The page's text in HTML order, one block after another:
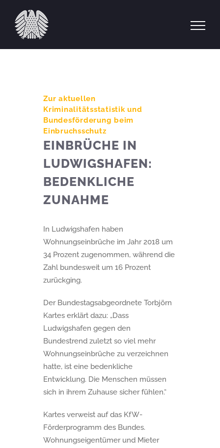
Inhalt
springen
Zur aktuellen
Kriminalitätsstatistik und
Bundesförderung beim
Einbruchsschutz
EINBRÜCHE IN
LUDWIGSHAFEN:
BEDENKLICHE
ZUNAHME
In Ludwigshafen haben
Wohnungseinbrüche im Jahr 2018 um
34 Prozent zugenommen, während die
Zahl bundesweit um 16 Prozent
zurückging.
Der Bundestagsabgeordnete Torbjörn
Kartes erklärt dazu: „Dass
Ludwigshafen gegen den
Bundestrend zuletzt so viel mehr
Wohnungseinbrüche zu verzeichnen
hatte, ist eine bedenkliche
Entwicklung. Die Menschen müssen
sich in ihrem Zuhause sicher fühlen.“
Kartes verweist auf das KfW-
Förderprogramm des Bundes.
Wohnungseigentümer und Mieter